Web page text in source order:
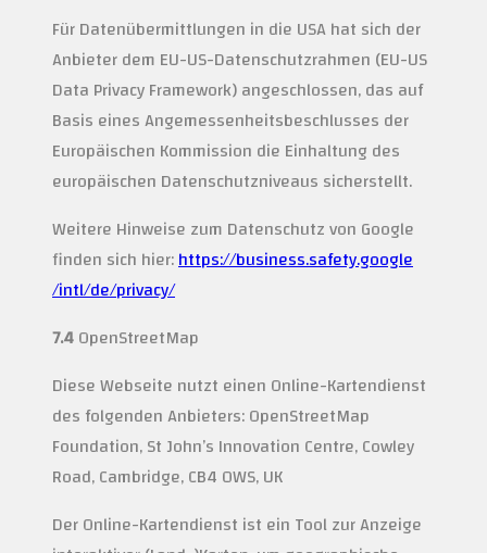
Für Datenübermittlungen in die USA hat sich der
Anbieter dem EU-US-Datenschutzrahmen (EU-US
Data Privacy Framework) angeschlossen, das auf
Basis eines Angemessenheitsbeschlusses der
Europäischen Kommission die Einhaltung des
europäischen Datenschutzniveaus sicherstellt.
Weitere Hinweise zum Datenschutz von Google
finden sich hier:https://business.safety.google
/intl/de/privacy/
7.4OpenStreetMap
Diese Webseite nutzt einen Online-Kartendienst
des folgenden Anbieters: OpenStreetMap
Foundation, St John’s Innovation Centre, Cowley
Road, Cambridge, CB4 0WS, UK
Der Online-Kartendienst ist ein Tool zur Anzeige